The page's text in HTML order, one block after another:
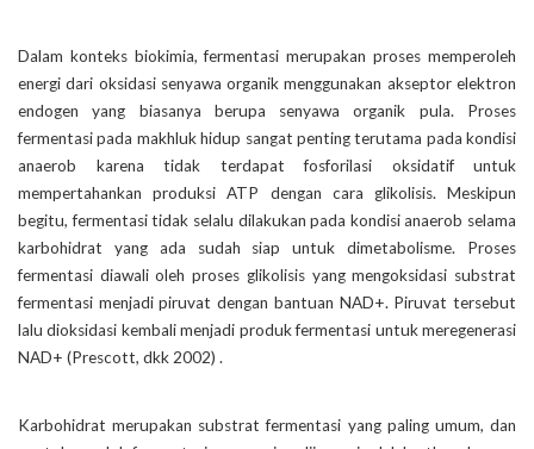
Dalam konteks biokimia, fermentasi merupakan proses memperoleh
energi dari oksidasi senyawa organik menggunakan akseptor elektron
endogen yang biasanya berupa senyawa organik pula. Proses
fermentasi pada makhluk hidup sangat penting terutama pada kondisi
anaerob karena tidak terdapat fosforilasi oksidatif untuk
mempertahankan produksi ATP dengan cara glikolisis. Meskipun
begitu, fermentasi tidak selalu dilakukan pada kondisi anaerob selama
karbohidrat yang ada sudah siap untuk dimetabolisme. Proses
fermentasi diawali oleh proses glikolisis yang mengoksidasi substrat
fermentasi menjadi piruvat dengan bantuan NAD+. Piruvat tersebut
lalu dioksidasi kembali menjadi produk fermentasi untuk meregenerasi
NAD+ (Prescott, dkk 2002) .
Karbohidrat merupakan substrat fermentasi yang paling umum, dan